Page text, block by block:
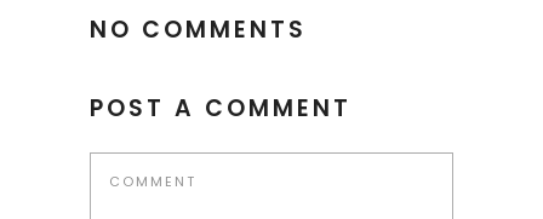
NO COMMENTS
POST A COMMENT